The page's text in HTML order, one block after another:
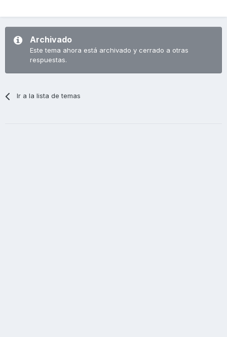
Archivado
Este tema ahora está archivado y cerrado a otras
respuestas.
Ir a la lista de temas